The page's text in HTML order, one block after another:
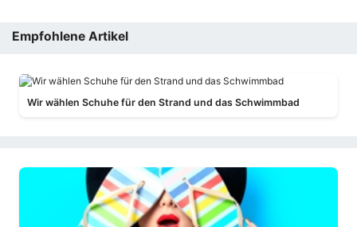
Empfohlene Artikel
Wir wählen Schuhe für den Strand und das Schwimmbad